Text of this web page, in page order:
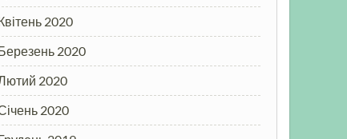
2020
2020
2020
2020